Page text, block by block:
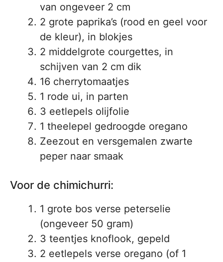
van ongeveer 2 cm
2 grote paprika’s (rood en geel voor
de kleur), in blokjes
2 middelgrote courgettes, in
schijven van 2 cm dik
16 cherrytomaatjes
1 rode ui, in parten
3 eetlepels olijfolie
1 theelepel gedroogde oregano
Zeezout en versgemalen zwarte
peper naar smaak
Voor de chimichurri:
1 grote bos verse peterselie
(ongeveer 50 gram)
3 teentjes knoflook, gepeld
2 eetlepels verse oregano (of 1